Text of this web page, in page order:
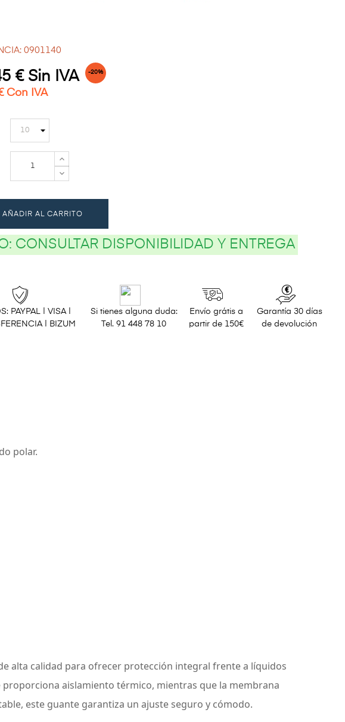
0901140
€ Sin IVA -20%
Con IVA
AÑADIR AL CARRITO
CONSULTAR DISPONIBILIDAD Y ENTREGA
PAYPAL | VISA |
| BIZUM
Si tienes alguna duda:
Tel. 91 448 78 10
Envío grátis a
partir de 150€
Garantía 30 días
de devolución
polar.
alta calidad para ofrecer protección integral frente a líquidos
aislamiento térmico, mientras que la membrana
este guante garantiza un ajuste seguro y cómodo.